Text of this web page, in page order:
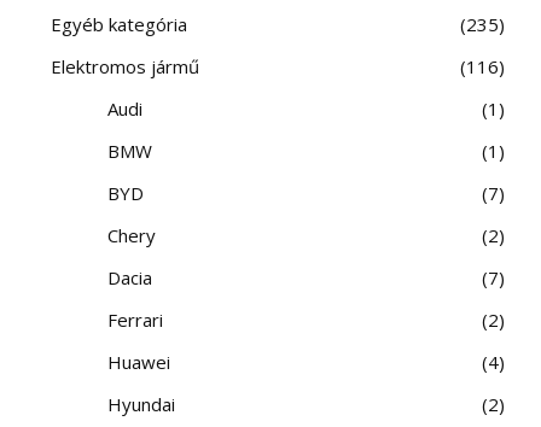
Egyéb kategória
235
Elektromos jármű
116
Audi
1
BMW
1
BYD
7
Chery
2
Dacia
7
Ferrari
2
Huawei
4
Hyundai
2